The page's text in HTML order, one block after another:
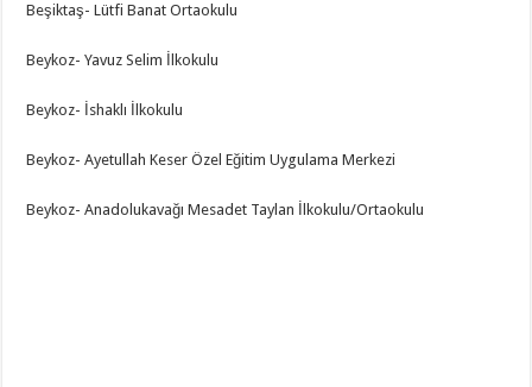
Beşiktaş- Lütfi Banat Ortaokulu
Beykoz- Yavuz Selim İlkokulu
Beykoz- İshaklı İlkokulu
Beykoz- Ayetullah Keser Özel Eğitim Uygulama Merkezi
Beykoz- Anadolukavağı Mesadet Taylan İlkokulu/Ortaokulu